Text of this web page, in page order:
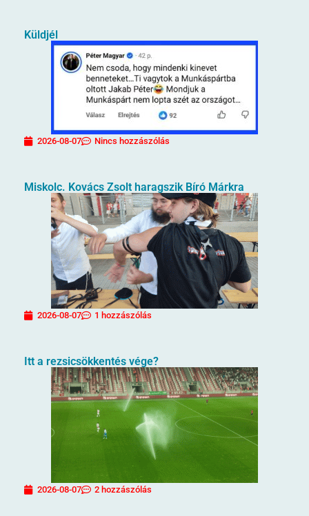
Küldjél
2026-08-07 Nincs hozzászólás
Miskolc. Kovács Zsolt haragszik Bíró Márkra
2026-08-07 1 hozzászólás
Itt a rezsicsökkentés vége?
2026-08-07 2 hozzászólás